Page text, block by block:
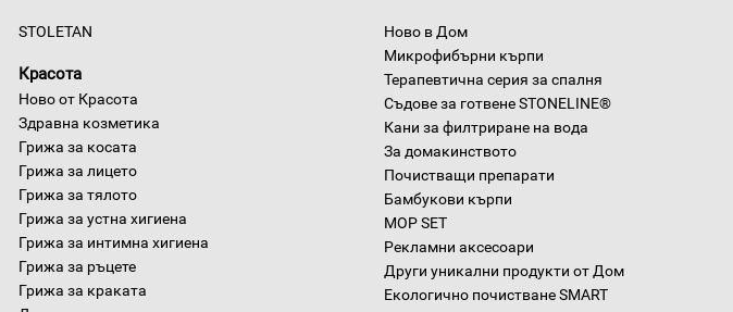
STOLETAN
Красота
Ново от Красота
Здравна козметика
Грижа за косата
Грижа за лицето
Грижа за тялото
Грижа за устна хигиена
Грижа за интимна хигиена
Грижа за ръцете
Грижа за краката
Ново в Дом
Микрофибърни кърпи
Терапевтична серия за спалня
Съдове за готвене STONELINE®
Кани за филтриране на вода
За домакинството
Почистващи препарати
Бамбукови кърпи
MOP SET
Рекламни аксесоари
Други уникални продукти от Дом
Екологично почистване SMART